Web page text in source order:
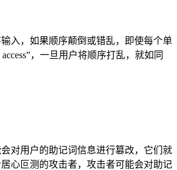
入，如果顺序颠倒或错乱，即使每个单
，一旦用户将顺序打乱，就如同
对用户的助记词信息进行篡改，它们就
心叵测的攻击者，攻击者可能会对助记